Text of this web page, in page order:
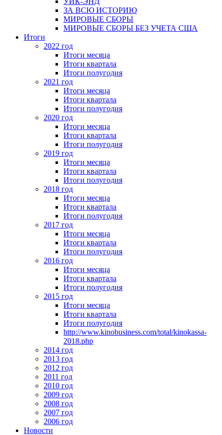
ЗА ВСЮ ИСТОРИЮ
МИРОВЫЕ СБОРЫ
МИРОВЫЕ СБОРЫ БЕЗ УЧЕТА США
Итоги
2022 год
Итоги месяца
Итоги квартала
Итоги полугодия
2021 год
Итоги месяца
Итоги квартала
Итоги полугодия
2020 год
Итоги месяца
Итоги квартала
Итоги полугодия
2019 год
Итоги месяца
Итоги квартала
Итоги полугодия
2018 год
Итоги месяца
Итоги квартала
Итоги полугодия
2017 год
Итоги месяца
Итоги квартала
Итоги полугодия
2016 год
Итоги месяца
Итоги квартала
Итоги полугодия
2015 год
Итоги месяца
Итоги квартала
Итоги полугодия
http://www.kinobusiness.com/total/kinokassa-
2018.php
2014 год
2013 год
2012 год
2011 год
2010 год
2009 год
2008 год
2007 год
2006 год
Новости